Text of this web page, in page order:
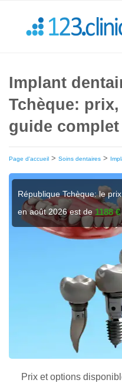
Implant
Tchèque:
guide complet
Page d'accueil > Soins dentaires >
République Tchèque: le
en août 2026 est de 1188 €
Prix et options